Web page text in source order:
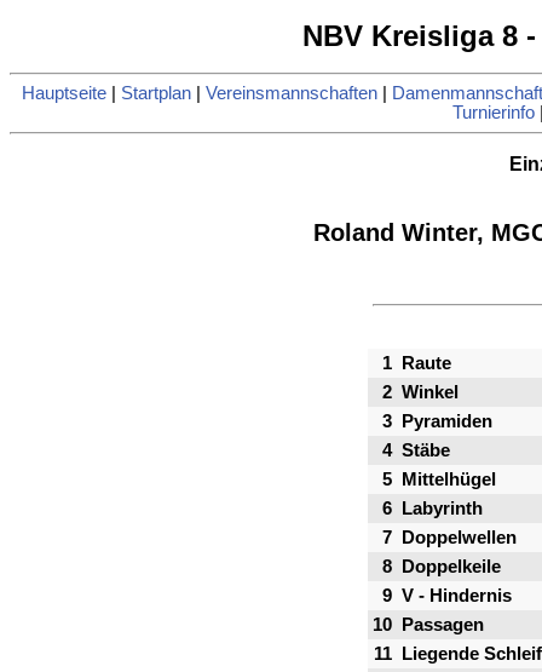
NBV Kreisliga 8
Hauptseite| Startplan| Vereinsmannschaften|
Turnierinfo
Roland Winter,
1
Raute
2 Winkel
3
Pyramiden
4 Stäbe
5
Mittelhügel
6
Labyrinth
7
Doppelwellen
8
Doppelkeile
9 V - Hindernis
10
Passagen
11
Liegende